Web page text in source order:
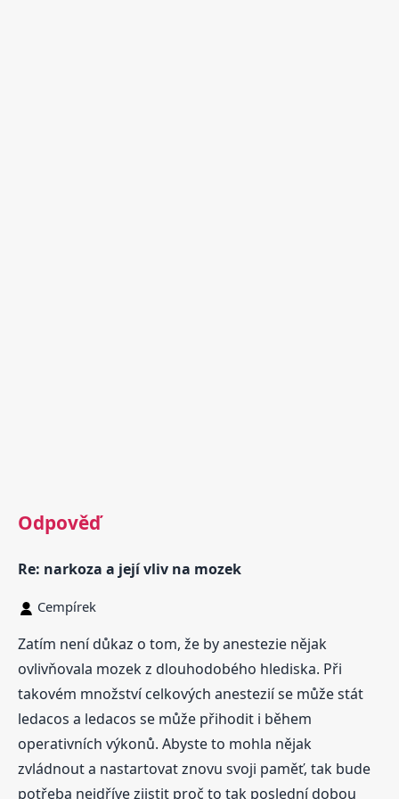
Odpověď
Re: narkoza a její vliv na mozek
Cempírek
Zatím není důkaz o tom, že by anestezie nějak
ovlivňovala mozek z dlouhodobého hlediska. Při
takovém množství celkových anestezií se může stát
ledacos a ledacos se může přihodit i během
operativních výkonů. Abyste to mohla nějak
zvládnout a nastartovat znovu svoji paměť, tak bude
potřeba nejdříve zjistit proč to tak poslední dobou